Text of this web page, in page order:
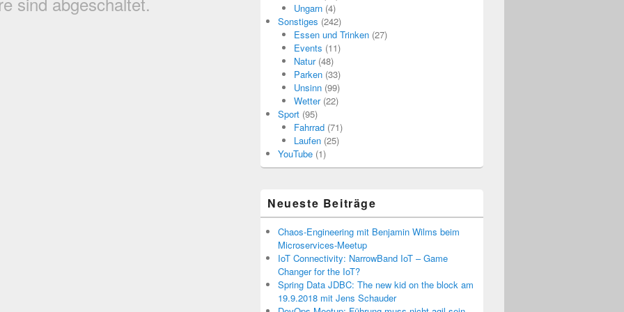
Ungarn(4)
Sonstiges (242)
Essen und Trinken(27)
Events (11)
Natur(48)
Parken(33)
Unsinn(99)
Wetter(22)
Sport (95)
Fahrrad(71)
Laufen(25)
YouTube (1)
Neueste Beiträge
Chaos-Engineering mit Benjamin Wilms beim
Microservices-Meetup
IoT Connectivity: NarrowBand IoT – Game
Changer for the IoT?
Spring Data JDBC: The new kid on the block am
19.9.2018 mit Jens Schauder